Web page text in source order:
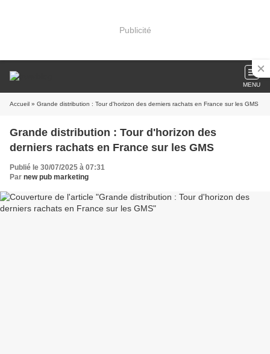
Publicité
MENU
Accueil » Grande distribution : Tour d'horizon des derniers rachats en France sur les GMS
Grande distribution : Tour d'horizon des
derniers rachats en France sur les GMS
Publié le 30/07/2025 à 07:31
Par new pub marketing